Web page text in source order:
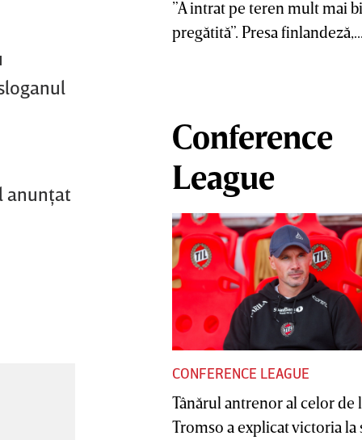
anunţat
”A intrat pe teren mult mai
pregătită”. Presa
Conference
League
CONFERENCE LEAGUE
Tânărul antrenor al celor de
Tromso a explicat victoria la